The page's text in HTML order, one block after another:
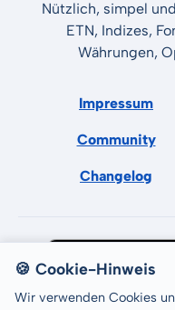
Nützlich, simpel
ETN, Indizes,
Währungen,
Impressum
Community
Changelog
🍪 Cookie-Hinweis
Wir verwenden Cookies